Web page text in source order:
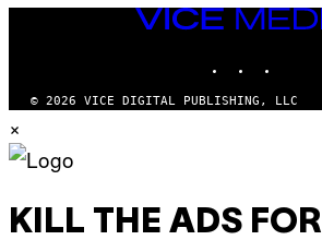
VICE
MEDIA
© 2026 VICE DIGITAL PUBLISHING, LLC
×
KILL THE ADS FOR